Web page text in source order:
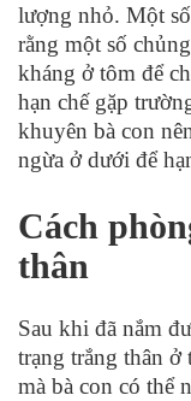
lượng nhỏ. Một
rằng một số
kháng ở tôm để
hạn chế gặp
khuyên bà con
ngừa ở dưới để
Cách
thân
Sau khi đã nắm
trạng trắng thân ở
mà bà con có thể